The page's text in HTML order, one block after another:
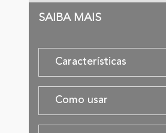
SAIBA MAIS
Características
Como usar